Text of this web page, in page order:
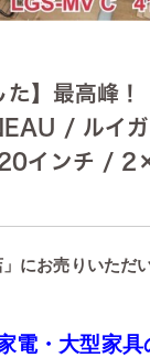
た】最高峰！
/ ルイ
インチ /
にお売りいただ
電・大型家